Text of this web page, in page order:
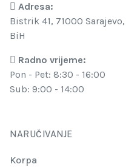
Adresa:
Bistrik 41, 71000 Sarajevo,
BiH
Radno vrijeme:
Pon - Pet: 8:30 - 16:00
Sub: 9:00 - 14:00
NARUČIVANJE
Korpa